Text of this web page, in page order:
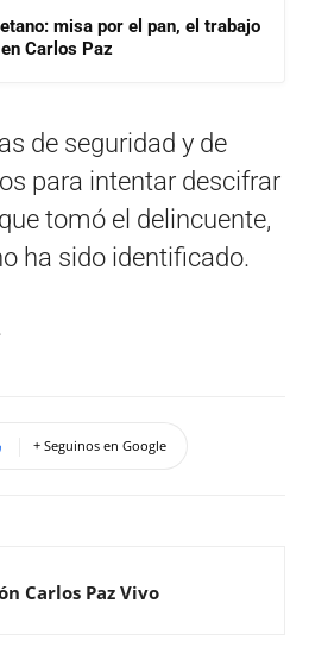
misa por el pan, el trabajo
Carlos Paz
de seguridad y de
para intentar descifrar
tomó el delincuente,
ha sido identificado.
+ Seguinos en Google
Carlos Paz Vivo